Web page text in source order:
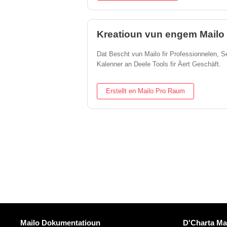
Kreatioun vun engem Mailo
Dat Bescht vun Mailo fir Professionnelen,
Kalenner an Deele Tools fir Äert Geschäft.
Erstellt en Mailo Pro Raum
Méi Informatiounen
Mailo Dokumentatioun Nëtzlech
D'Charta